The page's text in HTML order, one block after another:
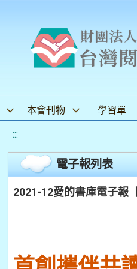
本會刊物 學習單
:::
電子報列表
2021-12愛的書庫電子報